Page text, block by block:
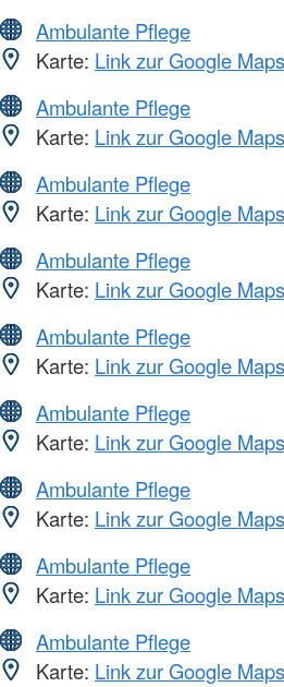
Ambulante Pflege
Karte: Link zur Google
Ambulante Pflege
Karte: Link zur Google
Ambulante Pflege
Karte: Link zur Google
Ambulante Pflege
Karte: Link zur Google
Ambulante Pflege
Karte: Link zur Google
Ambulante Pflege
Karte: Link zur Google
Ambulante Pflege
Karte: Link zur Google
Ambulante Pflege
Karte: Link zur Google
Ambulante Pflege
Karte: Link zur Google